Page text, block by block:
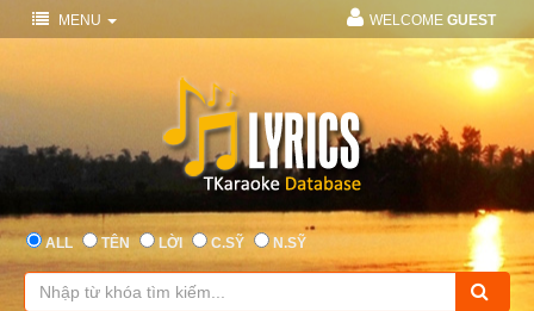
MENU WELCOME GUEST
ALL TÊN LỜI C.SỸ N.SỸ